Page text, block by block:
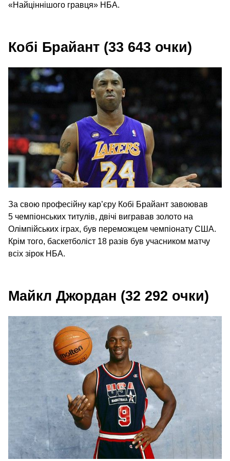
«Найціннішого гравця» НБА.
Кобі Брайант (33 643 очки)
За свою професійну кар’єру Кобі Брайант завоював
5 чемпіонських титулів, двічі вигравав золото на
Олімпійських іграх, був переможцем чемпіонату США.
Крім того, баскетболіст 18 разів був учасником матчу
всіх зірок НБА.
Майкл Джордан (32 292 очки)